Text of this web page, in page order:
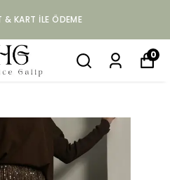
& KART ILE ÖDEME
0